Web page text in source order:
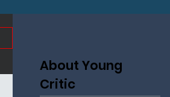
About Young
Critic